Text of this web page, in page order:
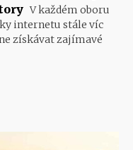
V každém oboru
internetu stále víc
získávat zajímavé